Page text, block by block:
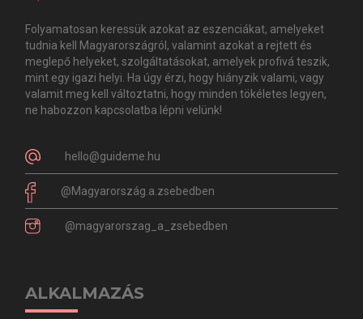
Folyamatosan keressük azokat az eszenciákat, amelyeket
tudnia kell Magyarországról, valamint azokat a rejtett és
meglepő helyeket, szolgáltatásokat, amelyek profivá teszik,
mint egy igazi helyi. Ha úgy érzi, hogy hiányzik valami, vagy
valamit meg kell változtatni, hogy minden tökéletes legyen,
ne habozzon kapcsolatba lépni velünk!
hello@guideme.hu
@Magyarország.a.zsebedben
@magyarorszag_a_zsebedben
ALKALMAZÁS